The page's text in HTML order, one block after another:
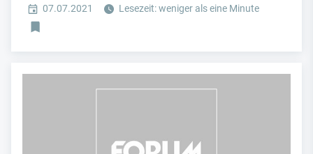
07.07.2021 Lesezeit: weniger als eine Minute